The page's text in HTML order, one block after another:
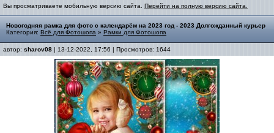
Вы просматриваете мобильную версию сайта. Перейти на полную версию сайта.
Новогодняя рамка для фото с календарём на 2023 год - 2023 Долгожданный курьер
Категория: Всё для Фотошопа » Рамки для Фотошопа
автор: sharov08 | 13-12-2022, 17:56 | Просмотров: 1644